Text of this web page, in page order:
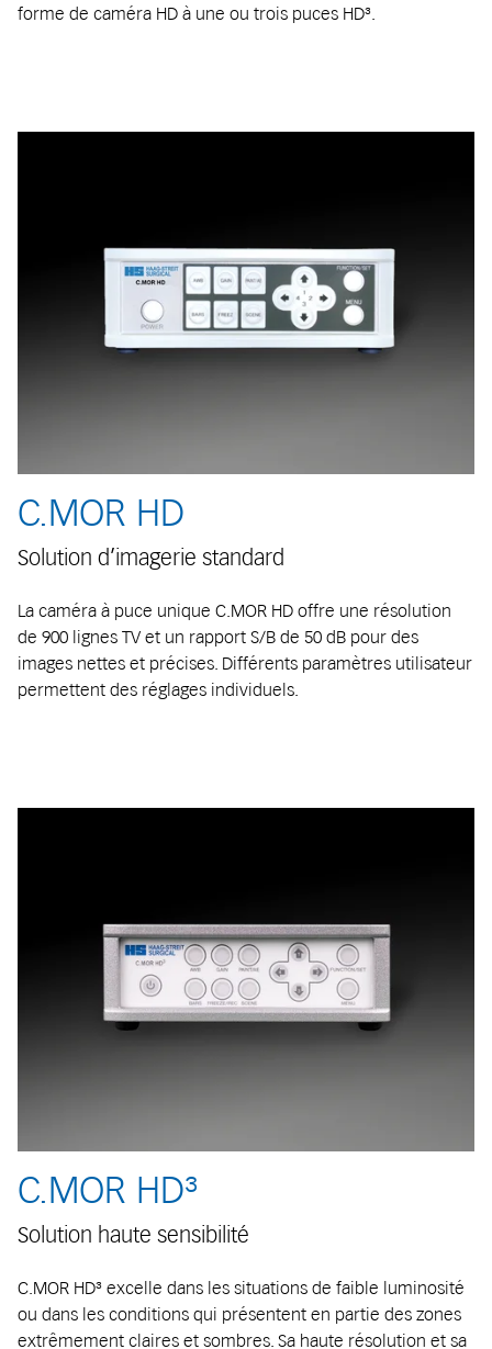
forme de caméra HD à une ou trois puces HD³.
C.MOR HD
Solution d’imagerie standard
La caméra à puce unique C.MOR HD offre une résolution
de 900 lignes TV et un rapport S/B de 50 dB pour des
images nettes et précises. Différents paramètres utilisateur
permettent des réglages individuels.
C.MOR HD³
Solution haute sensibilité
C.MOR HD³ excelle dans les situations de faible luminosité
ou dans les conditions qui présentent en partie des zones
extrêmement claires et sombres. Sa haute résolution et sa